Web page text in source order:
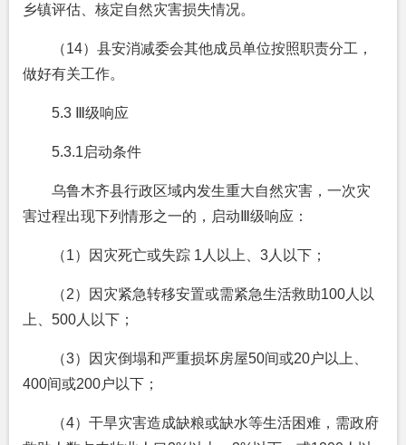
乡镇评估、核定自然灾害损失情况。
（14）县安消减委会其他成员单位按照职责分工，
做好有关工作。
5.3 Ⅲ级响应
5.3.1 启动条件
乌鲁木齐县行政区域内发生重大自然灾害，一次灾
害过程出现下列情形之一的，启动Ⅲ级响应：
（1）因灾死亡或失踪 1人以上、3人以下；
（2）因灾紧急转移安置或需紧急生活救助100人以
上、500人以下；
（3）因灾倒塌和严重损坏房屋50间或20户以上、
400间或200户以下；
（4）干旱灾害造成缺粮或缺水等生活困难，需政府